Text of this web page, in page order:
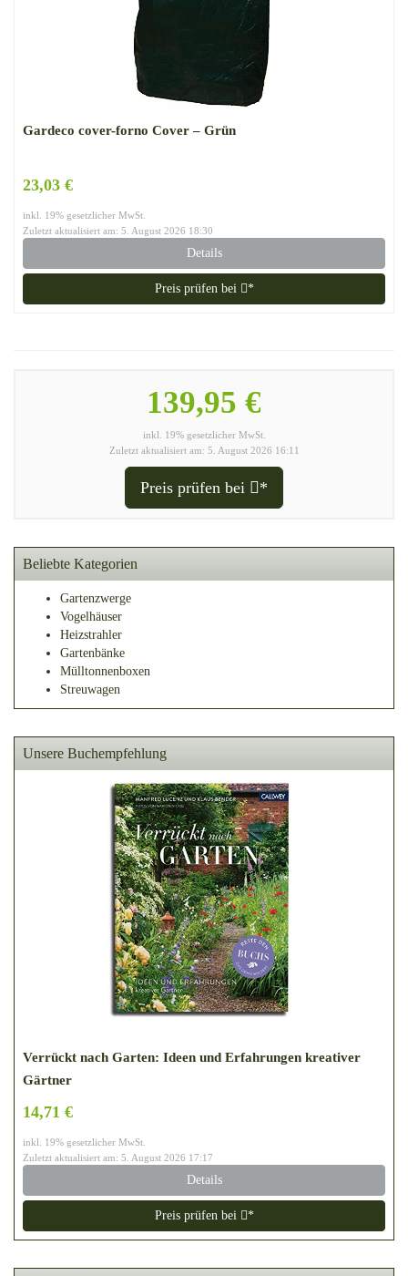
Gardeco cover-forno Cover – Grün
23,03 €
inkl. 19% gesetzlicher MwSt.
Zuletzt aktualisiert am: 5. August 2026 18:30
Details
Preis prüfen bei *
139,95 €
inkl. 19% gesetzlicher MwSt.
Zuletzt aktualisiert am: 5. August 2026 16:11
Preis prüfen bei *
Beliebte Kategorien
Gartenzwerge
Vogelhäuser
Heizstrahler
Gartenbänke
Mülltonnenboxen
Streuwagen
Unsere Buchempfehlung
Verrückt nach Garten: Ideen und Erfahrungen kreativer
Gärtner
14,71 €
inkl. 19% gesetzlicher MwSt.
Zuletzt aktualisiert am: 5. August 2026 17:17
Details
Preis prüfen bei *